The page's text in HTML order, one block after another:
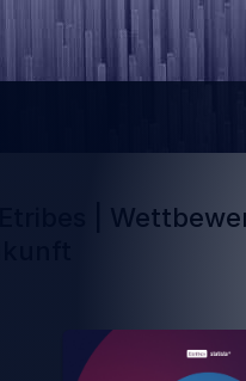
und einen
Etribes |